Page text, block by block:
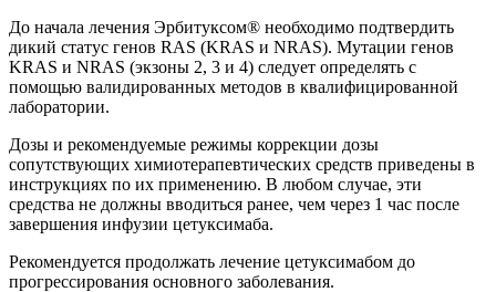
До начала лечения Эрбитуксом® необходимо подтвердить
дикий статус генов RAS (KRAS и NRAS). Мутации генов
KRAS и NRAS (экзоны 2, 3 и 4) следует определять с
помощью валидированных методов в квалифицированной
лаборатории.
Дозы и рекомендуемые режимы коррекции дозы
сопутствующих химиотерапевтических средств приведены в
инструкциях по их применению. В любом случае, эти
средства не должны вводиться ранее, чем через 1 час после
завершения инфузии цетуксимаба.
Рекомендуется продолжать лечение цетуксимабом до
прогрессирования основного заболевания.